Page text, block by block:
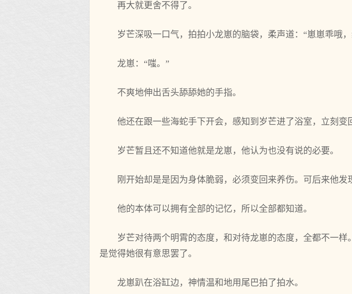
再大就更舍不得了。
岁芒深吸一口气，拍拍小龙崽的脑袋，柔声道：“崽崽乖哦
龙崽：“嗤。”
不爽地伸出舌头舔舔她的手指。
他还在跟一些海蛇手下开会，感知到岁芒进了浴室，立刻变
岁芒暂且还不知道他就是龙崽，他认为也没有说的必要。
刚开始却是是因为身体脆弱，必须变回来养伤。可后来他发
他的本体可以拥有全部的记忆，所以全部都知道。
岁芒对待两个明霄的态度，和对待龙崽的态度，全都不一
是觉得她很有意思罢了。
龙崽趴在浴缸边，神情温和地用尾巴拍了拍水。